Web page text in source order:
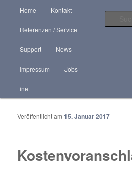
HR-Service
Zum Inhalt wechseln
Zum sekundären Inhalt wechseln
Home Kontakt
Referenzen / Service
Support News
Impressum Jobs
inet
Veröffentlicht am15. Januar 2017